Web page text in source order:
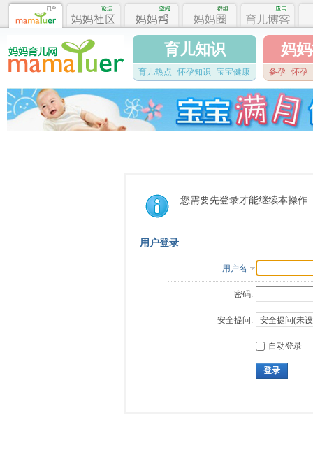
育儿知识
育儿热点 怀孕知识 宝宝健康
妈
备孕 怀孕
您需要先登录才能继续本操作
用户登录
用户名
密码:
安全提问:
自动登录
登录